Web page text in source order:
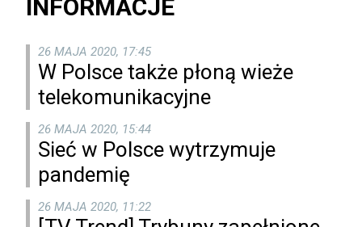
INFORMACJE
26 MAJA 2020, 17:45
W Polsce także płoną wieże
telekomunikacyjne
26 MAJA 2020, 15:44
Sieć w Polsce wytrzymuje
pandemię
26 MAJA 2020, 11:22